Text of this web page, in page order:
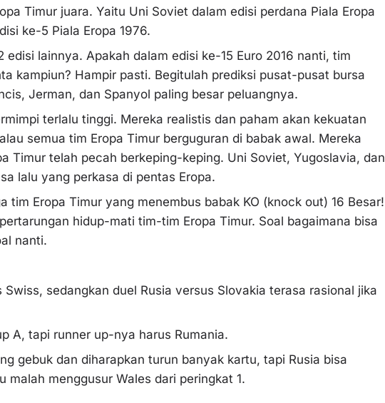
Timur juara. Yaitu Uni Soviet dalam edisi perdana Piala Eropa
ke-5 Piala Eropa 1976.
edisi lainnya. Apakah dalam edisi ke-15 Euro 2016 nanti, tim
kampiun? Hampir pasti. Begitulah prediksi pusat-pusat bursa
Jerman, dan Spanyol paling besar peluangnya.
terlalu tinggi. Mereka realistis dan paham akan kekuatan
semua tim Eropa Timur berguguran di babak awal. Mereka
Timur telah pecah berkeping-keping. Uni Soviet, Yugoslavia, dan
lalu yang perkasa di pentas Eropa.
tim Eropa Timur yang menembus babak KO (knock out) 16 Besar!
hidup-mati tim-tim Eropa Timur. Soal bagaimana bisa
nanti.
sedangkan duel Rusia versus Slovakia terasa rasional jika
A, tapi runner up-nya harus Rumania.
gebuk dan diharapkan turun banyak kartu, tapi Rusia bisa
malah menggusur Wales dari peringkat 1.